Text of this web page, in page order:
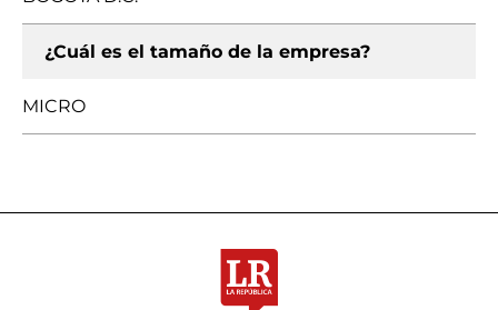
¿Cuál es el tamaño de la empresa?
MICRO